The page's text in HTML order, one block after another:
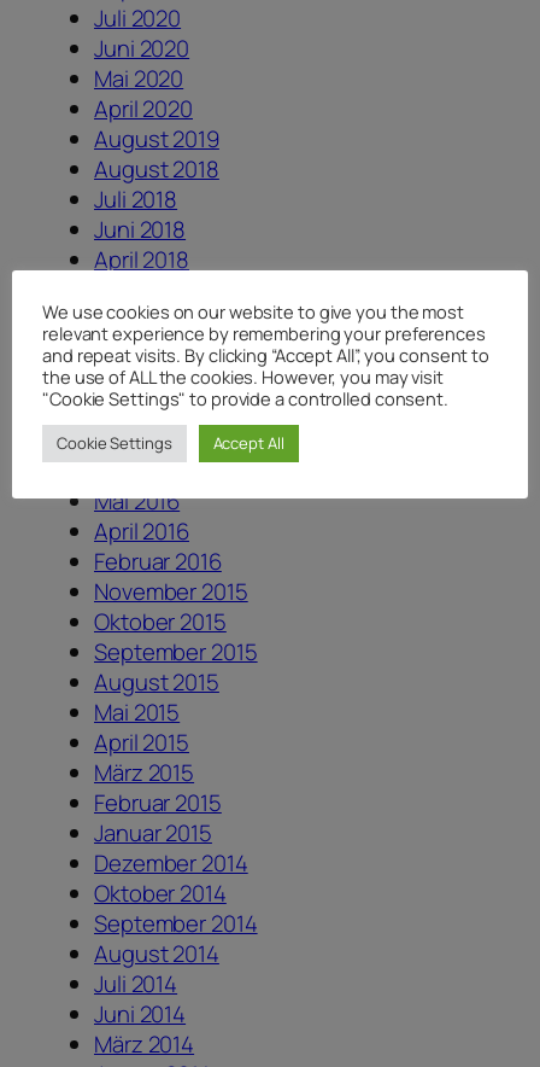
Juli 2020
Juni 2020
Mai 2020
April 2020
August 2019
August 2018
Juli 2018
Juni 2018
April 2018
August 2017
Juli 2017
Juni 2017
Dezember 2016
August 2016
Juni 2016
Mai 2016
April 2016
Februar 2016
November 2015
Oktober 2015
September 2015
August 2015
Mai 2015
April 2015
März 2015
Februar 2015
Januar 2015
Dezember 2014
Oktober 2014
September 2014
August 2014
Juli 2014
Juni 2014
März 2014
We use cookies on our website to give you the most
relevant experience by remembering your preferences
and repeat visits. By clicking “Accept All”, you consent to
the use of ALL the cookies. However, you may visit
"Cookie Settings" to provide a controlled consent.
Cookie Settings Accept All